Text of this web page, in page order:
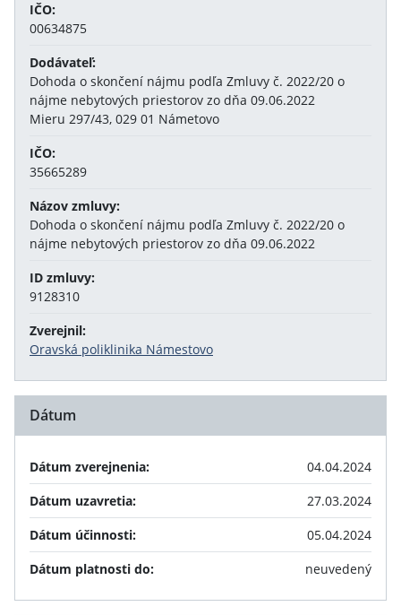
IČO:
00634875
Dodávateľ:
Dohoda o skončení nájmu podľa Zmluvy č. 2022/20 o
nájme nebytových priestorov zo dňa 09.06.2022
Mieru 297/43, 029 01 Námetovo
IČO:
35665289
Názov zmluvy:
Dohoda o skončení nájmu podľa Zmluvy č. 2022/20 o
nájme nebytových priestorov zo dňa 09.06.2022
ID zmluvy:
9128310
Zverejnil:
Oravská poliklinika Námestovo
Dátum
Dátum zverejnenia:
04.04.2024
Dátum uzavretia:
27.03.2024
Dátum účinnosti:
05.04.2024
Dátum platnosti do:
neuvedený